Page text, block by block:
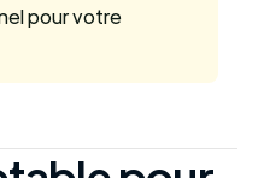
pour votre